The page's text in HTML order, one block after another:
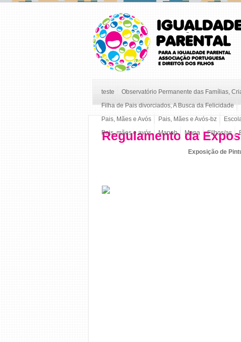
teste Observatório Permanente das Famílias,
Filha de Pais divorciados, A Busca da Felicidade
Pais, Mães e Avós
Pais, Mães e Avós-bz
Pais, mães e avós
Mapab Mapa Filhos/as
Regulamento da
Exposição de